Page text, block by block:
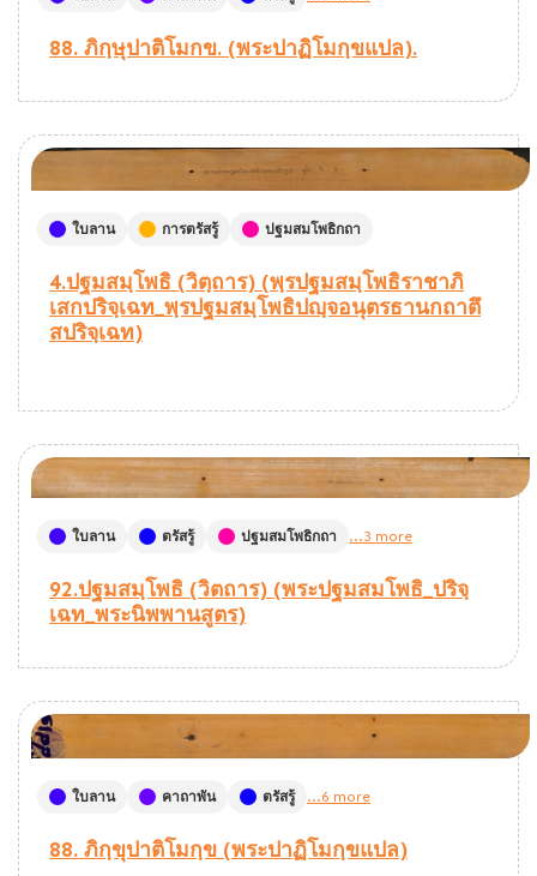
88. ภิกฺษุปาติโมกข. (พระปาฏิโมกฺขแปล).
ใบลาน การตรัสรู้ ปฐมสมโพธิกถา
4.ปฐมสมฺโพธิ (วิตฺถาร) (พฺรปฐมสมฺโพธิราชาภิ
เสกปริจฺเฉท_พฺรปฐมสมฺโพธิปญฺจอนุตรธานกถาตึ
สปริจฺเฉท)
ใบลาน ตรัสรู้ ปฐมสมโพธิกถา ...3 more
92.ปฐมสมฺโพธิ (วิตถาร) (พระปฐมสมโพธิ_ปริจฺ
เฉท_พระนิพพานสูตร)
ใบลาน คาถาพัน ตรัสรู้ ...6 more
88. ภิกฺขุปาติโมกฺข (พระปาฏิโมกฺขแปล)